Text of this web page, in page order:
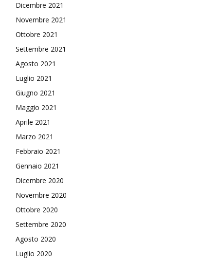
Dicembre 2021
Novembre 2021
Ottobre 2021
Settembre 2021
Agosto 2021
Luglio 2021
Giugno 2021
Maggio 2021
Aprile 2021
Marzo 2021
Febbraio 2021
Gennaio 2021
Dicembre 2020
Novembre 2020
Ottobre 2020
Settembre 2020
Agosto 2020
Luglio 2020